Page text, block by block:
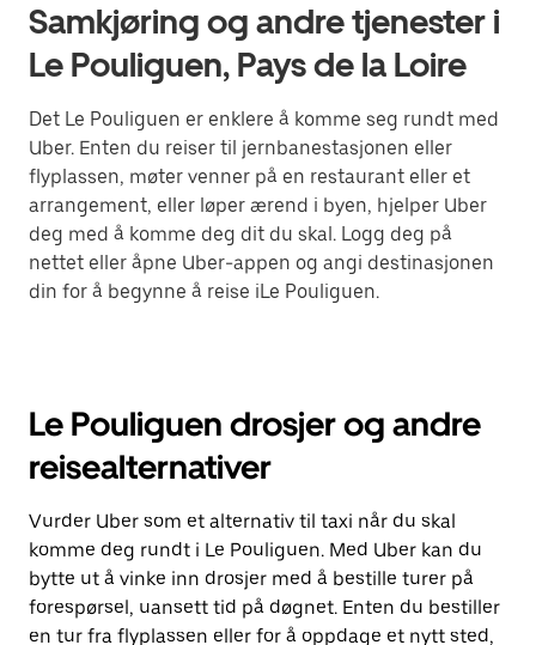
Samkjøring og andre tjenester i
Le Pouliguen, Pays de la Loire
Det Le Pouliguen er enklere å komme seg rundt med
Uber. Enten du reiser til jernbanestasjonen eller
flyplassen, møter venner på en restaurant eller et
arrangement, eller løper ærend i byen, hjelper Uber
deg med å komme deg dit du skal. Logg deg på
nettet eller åpne Uber-appen og angi destinasjonen
din for å begynne å reise iLe Pouliguen.
Le Pouliguen drosjer og andre
reisealternativer
Vurder Uber som et alternativ til taxi når du skal
komme deg rundt i Le Pouliguen. Med Uber kan du
bytte ut å vinke inn drosjer med å bestille turer på
forespørsel, uansett tid på døgnet. Enten du bestiller
en tur fra flyplassen eller for å oppdage et nytt sted,